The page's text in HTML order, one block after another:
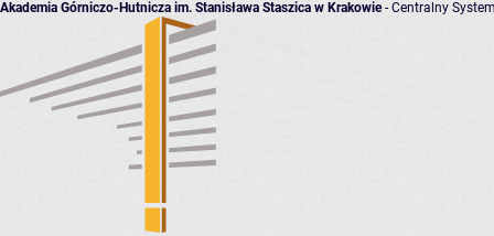
Akademia Górniczo-Hutnicza im. Stanisława Staszica w Krakowie- Centralny